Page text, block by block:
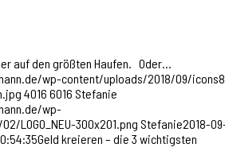
auf den größten Haufen. Oder…
wp-content/uploads/2018/09/
4016 6016 Stefanie
wp-
LOGO_NEU-300x201.png Stefanie2018-
Geld kreieren – die 3 wichtigsten